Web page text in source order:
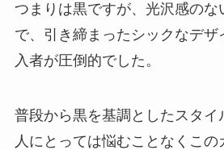
つまりは黒ですが、光沢感のな
で、引き締まったシックなデザ
入者が圧倒的でした。
普段から黒を基調としたスタイ
人にとっては悩むことなくこの